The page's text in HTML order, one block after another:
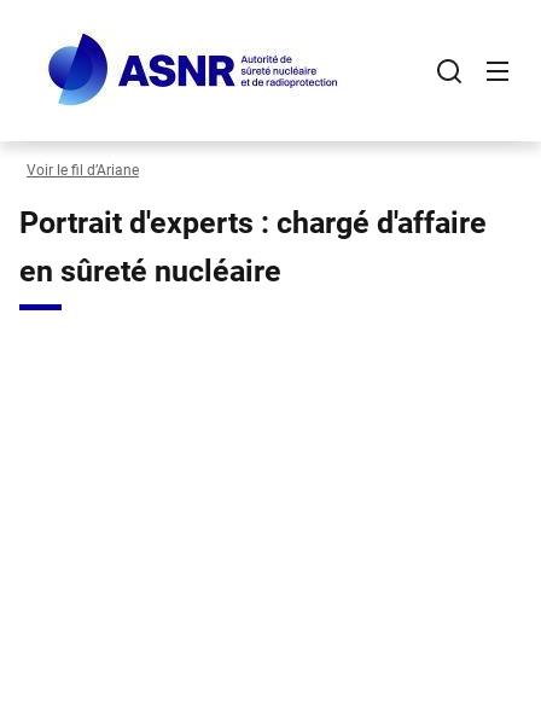
contenu
principal
Voir le fil d’Ariane
Portrait d'experts : chargé d'affaire
en sûreté nucléaire